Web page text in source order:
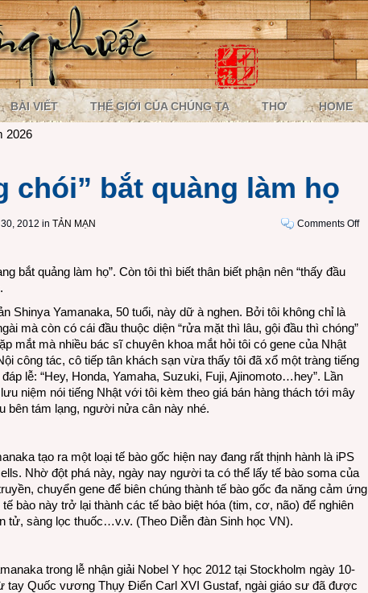
BÀI VIẾT THẾ GIỚI CỦA CHÚNG TA THƠ HOME
2026
chói” bắt quàng làm họ
2012 in TẢN MẠN Comments Offon
bắt quảng làm họ”. Còn tôi thì biết thân biết phận nên “thấy đầu
Shinya Yamanaka, 50 tuổi, này dữ à nghen. Bởi tôi không chỉ là
mà còn có cái đầu thuộc diện “rửa mặt thì lâu, gội đầu thì chóng”
mắt mà nhiều bác sĩ chuyên khoa mắt hỏi tôi có gene của Nhật
công tác, cô tiếp tân khách sạn vừa thấy tôi đã xổ một tràng tiếng
lễ: “Hey, Honda, Yamaha, Suzuki, Fuji, Ajinomoto…hey”. Lần
niệm nói tiếng Nhật với tôi kèm theo giá bán hàng thách tới mây
bên tám lạng, người nửa cân này nhé.
tạo ra một loại tế bào gốc hiện nay đang rất thịnh hành là iPS
Nhờ đột phá này, ngày nay người ta có thể lấy tế bào soma của
chuyển gene để biên chúng thành tế bào gốc đa năng cảm ứng
bào này trở lại thành các tế bào biệt hóa (tim, cơ, não) để nghiên
tử, sàng lọc thuốc…v.v. (Theo Diễn đàn Sinh học VN).
trong lễ nhận giải Nobel Y học 2012 tại Stockholm ngày 10-
tay Quốc vương Thụy Điển Carl XVI Gustaf, ngài giáo sư đã được